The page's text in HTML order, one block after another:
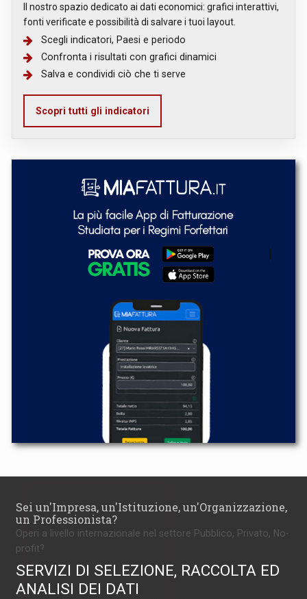
Il nostro spazio dedicato ai dati economici: grafici interattivi,
fonti verificate e possibilità di salvare i tuoi layout.
Scegli indicatori, Paesi e periodo
Confronta i risultati con grafici dinamici
Salva e condividi ciò che ti serve
Scopri tutti gli indicatori
Sei un'Impresa, un'Istituzione, un'Organizzazione,
un Professionista?
Operi a livello internazionale nel settore Pubblico, Privato, No-
profit?
SERVIZI DI SELEZIONE, RACCOLTA ED
ANALISI DEI DATI